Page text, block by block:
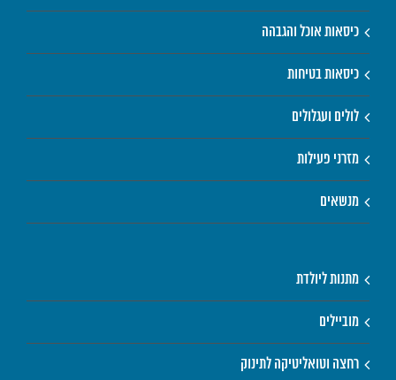
כיסאות אוכל והגבהה
כיסאות בטיחות
לולים ועגלולים
מזרני פעילות
מנשאים
מתנות ליולדת
מוביילים
רחצה וטואליטיקה לתינוק